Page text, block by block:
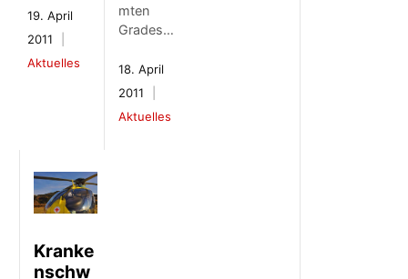
19. April
2011
Aktuelles
mten
Grades…
18. April
2011
Aktuelles
Kranke
nschw